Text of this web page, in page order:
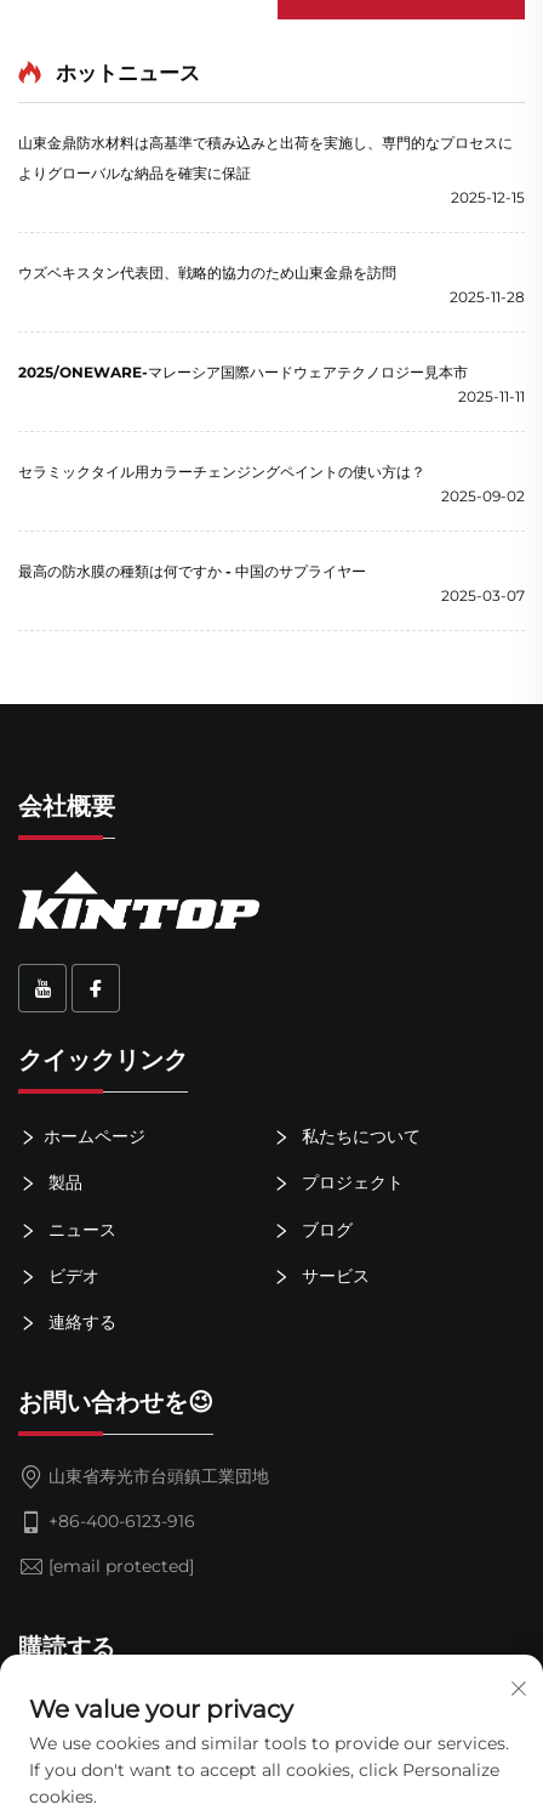
ホットニュース
山東金鼎防水材料は高基準で積み込みと出荷を実施し、専門的なプロセスに
よりグローバルな納品を確実に保証
2025-12-15
ウズベキスタン代表団、戦略的協力のため山東金鼎を訪問
2025-11-28
2025/ONEWARE-マレーシア国際ハードウェアテクノロジー見本市
2025-11-11
セラミックタイル用カラーチェンジングペイントの使い方は？
2025-09-02
最高の防水膜の種類は何ですか - 中国のサプライヤー
2025-03-07
会社概要
クイックリンク
ホームページ 私たちについて
製品 プロジェクト
ニュース ブログ
ビデオ サービス
連絡する
お問い合わせを😉
山東省寿光市台頭鎮工業団地
+86-400-6123-916
[email protected]
購読する
We value your privacy
We use cookies and similar tools to provide our services.
If you don't want to accept all cookies, click Personalize
cookies.